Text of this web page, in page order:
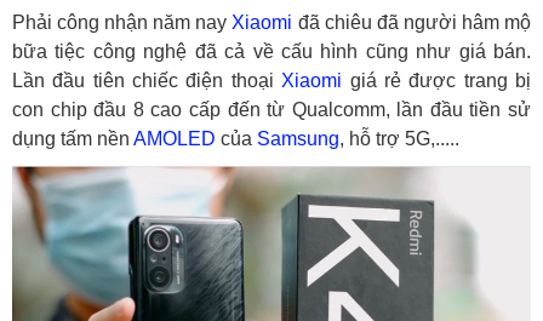
Phải công nhận năm nay Xiaomi đã chiêu đã người hâm mộ
bữa tiệc công nghệ đã cả về cấu hình cũng như giá bán.
Lần đầu tiên chiếc điện thoại Xiaomi giá rẻ được trang bị
con chip đầu 8 cao cấp đến từ Qualcomm, lần đầu tiền sử
dụng tấm nền AMOLED của Samsung, hỗ trợ 5G,.....